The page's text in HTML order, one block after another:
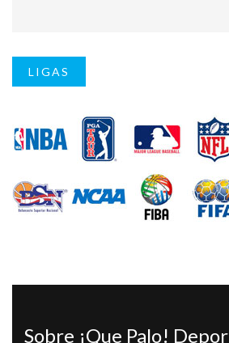
LIGAS
Sobre ¡Que Palo!